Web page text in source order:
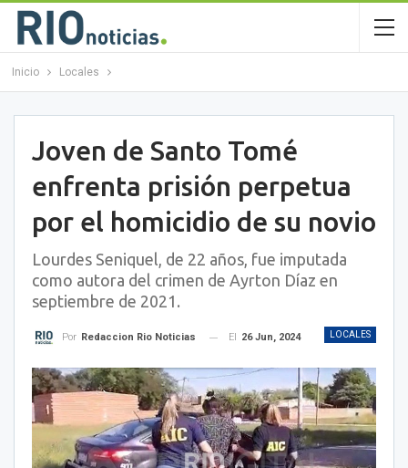
Inicio Locales
Joven de Santo Tomé
enfrenta prisión perpetua
por el homicidio de su novio
Lourdes Seniquel, de 22 años, fue imputada
como autora del crimen de Ayrton Díaz en
septiembre de 2021.
LOCALES
Por Redaccion Rio Noticias El 26 Jun, 2024